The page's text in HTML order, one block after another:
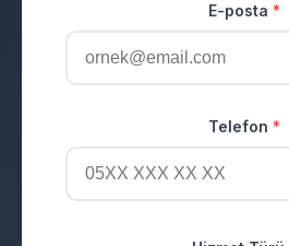
E-posta *
Telefon *